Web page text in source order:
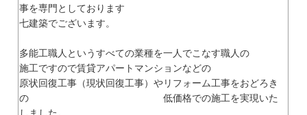
事を専門としております
七建築でございます。
多能工職人というすべての業種を一人でこなす職人の
施工ですので賃貸アパートマンションなどの
原状回復工事（現状回復工事）やリフォーム工事をおどろき
の 低価格での施工を実現いた